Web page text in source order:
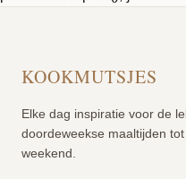
KOOKMUTSJES
Elke dag inspiratie voor de
doordeweekse maaltijden
weekend.